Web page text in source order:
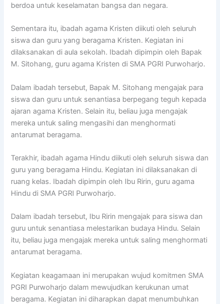
berdoa untuk keselamatan bangsa dan negara.
Sementara itu, ibadah agama Kristen diikuti oleh seluruh
siswa dan guru yang beragama Kristen. Kegiatan ini
dilaksanakan di aula sekolah. Ibadah dipimpin oleh Bapak
M. Sitohang, guru agama Kristen di SMA PGRI Purwoharjo.
Dalam ibadah tersebut, Bapak M. Sitohang mengajak para
siswa dan guru untuk senantiasa berpegang teguh kepada
ajaran agama Kristen. Selain itu, beliau juga mengajak
mereka untuk saling mengasihi dan menghormati
antarumat beragama.
Terakhir, ibadah agama Hindu diikuti oleh seluruh siswa dan
guru yang beragama Hindu. Kegiatan ini dilaksanakan di
ruang kelas. Ibadah dipimpin oleh Ibu Ririn, guru agama
Hindu di SMA PGRI Purwoharjo.
Dalam ibadah tersebut, Ibu Ririn mengajak para siswa dan
guru untuk senantiasa melestarikan budaya Hindu. Selain
itu, beliau juga mengajak mereka untuk saling menghormati
antarumat beragama.
Kegiatan keagamaan ini merupakan wujud komitmen SMA
PGRI Purwoharjo dalam mewujudkan kerukunan umat
beragama. Kegiatan ini diharapkan dapat menumbuhkan